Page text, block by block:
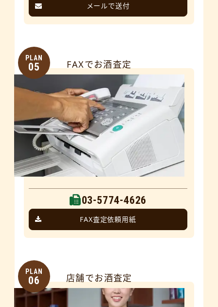
メールで送付
PLAN
05 FAXでお酒査定
03-5774-4626
FAX査定依頼用紙
PLAN
06 店舗でお酒査定